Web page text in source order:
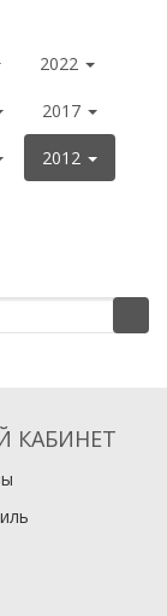
2022
2017
2012
КАБИНЕТ